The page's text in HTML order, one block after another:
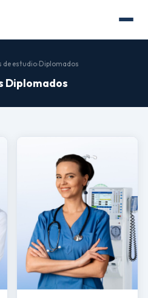
de estudio›Diplomados
Diplomados